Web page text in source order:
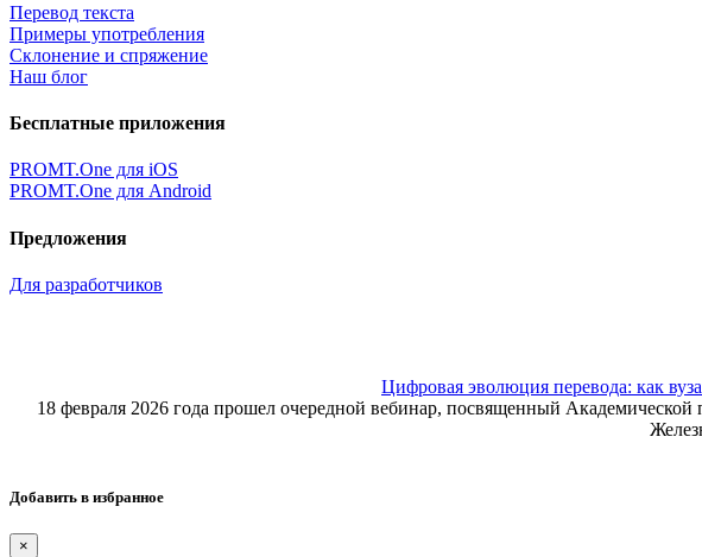
Перевод текста
Примеры употребления
Склонение и спряжение
Наш блог
Бесплатные приложения
PROMT.One для iOS
PROMT.One для Android
Предложения
Для разработчиков
Цифровая эволюция перевода: как
18 февраля 2026 года прошел очередной вебинар, посвященный
Добавить в избранное
×